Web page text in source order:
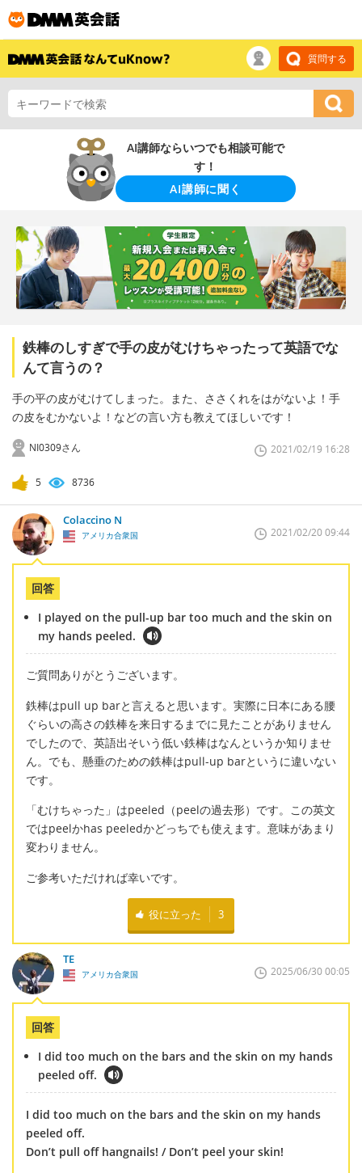
質問する
AI講師ならいつでも相談可能で
す！
AI講師に聞く
鉄棒のしすぎで手の皮がむけちゃったって英語でな
んて言うの？
手の平の皮がむけてしまった。また、ささくれをはがないよ！手
の皮をむかないよ！などの言い方も教えてほしいです！
NI0309さん 2021/02/19 16:28
5 8736
Colaccino N
アメリカ合衆国 2021/02/20 09:44
回答
I played on the pull-up bar too much and the skin on
my hands peeled.
ご質問ありがとうございます。
鉄棒はpull up barと言えると思います。実際に日本にある腰
ぐらいの高さの鉄棒を来日するまでに見たことがありません
でしたので、英語出そいう低い鉄棒はなんというか知りませ
ん。でも、懸垂のための鉄棒はpull-up barというに違いない
です。
「むけちゃった」はpeeled（peelの過去形）です。この英文
ではpeelかhas peeledかどっちでも使えます。意味があまり
変わりません。
ご参考いただければ幸いです。
役に立った 3
TE
アメリカ合衆国 2025/06/30 00:05
回答
I did too much on the bars and the skin on my hands
peeled off.
I did too much on the bars and the skin on my hands
peeled off.
Don’t pull off hangnails! / Don’t peel your skin!